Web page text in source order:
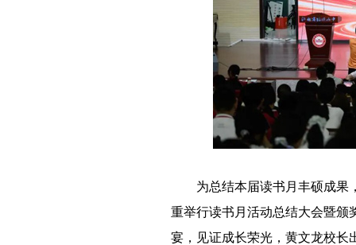
为总结本届读书月丰硕成果
重举行读书月活动总结大会暨颁
宴，见证成长荣光，黄文龙校长